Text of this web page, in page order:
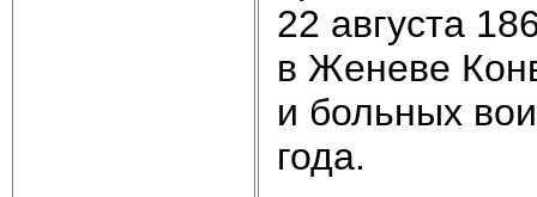
22 августа
в Женеве
и больных
года.